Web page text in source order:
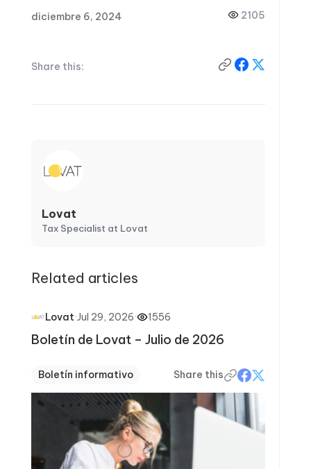
diciembre 6, 2024 2105
Share this:
Lovat
Tax Specialist at Lovat
Related articles
Lovat·Jul 29, 2026· 1556
Boletín de Lovat – Julio de 2026
Boletín informativo Share this